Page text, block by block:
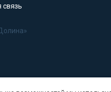
связь